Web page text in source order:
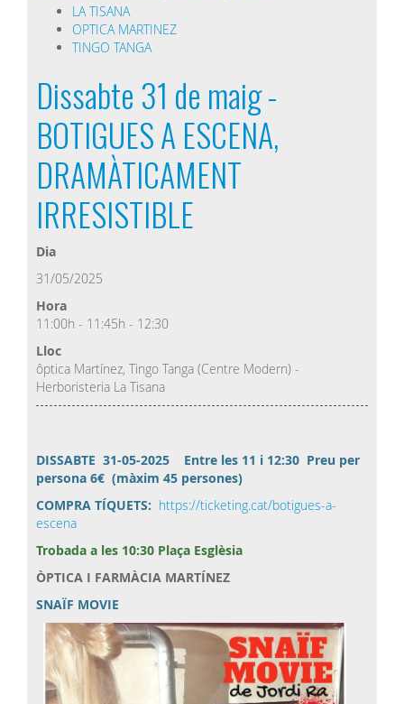
LA TISANA
OPTICA MARTINEZ
TINGO TANGA
Dissabte 31 de maig -
BOTIGUES A ESCENA,
DRAMÀTICAMENT
IRRESISTIBLE
Dia
31/05/2025
Hora
11:00h - 11:45h - 12:30
Lloc
ôptica Martínez, Tingo Tanga (Centre Modern) -
Herboristeria La Tisana
DISSABTE 31-05-2025 Entre les 11 i 12:30 Preu per
persona 6€ (màxim 45 persones)
COMPRA TÍQUETS: https://ticketing.cat/botigues-a-
escena
Trobada a les 10:30 Plaça Esglèsia
ÒPTICA I FARMÀCIA MARTÍNEZ
SNAÏF MOVIE